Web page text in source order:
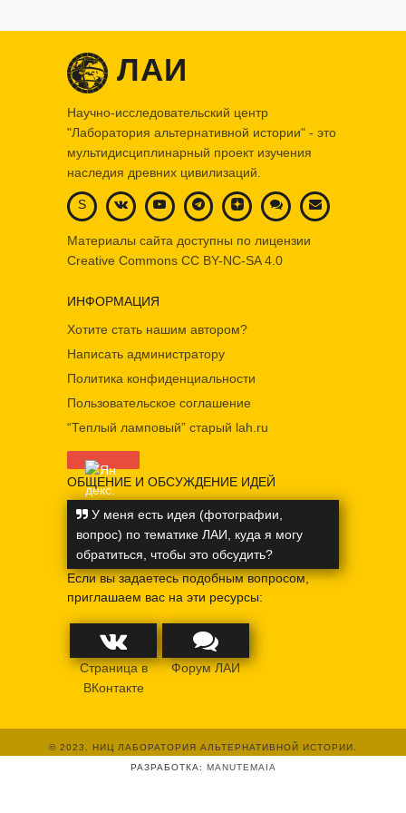
ЛАИ
Научно-исследовательский центр
"Лаборатория альтернативной истории" - это
мультидисциплинарный проект изучения
наследия древних цивилизаций.
S
Материалы сайта доступны по лицензии
Creative Commons CC BY-NC-SA 4.0
ИНФОРМАЦИЯ
Хотите стать нашим автором?
Написать администратору
Политика конфиденциальности
Пользовательское соглашение
“Теплый ламповый” старый lah.ru
ОБЩЕНИЕ И ОБСУЖДЕНИЕ ИДЕЙ
У меня есть идея (фотографии,
вопрос) по тематике ЛАИ, куда я могу
обратиться, чтобы это обсудить?
Если вы задаетесь подобным вопросом,
приглашаем вас на эти ресурсы:
Страница в
ВКонтакте
Форум ЛАИ
© 2023. НИЦ ЛАБОРАТОРИЯ АЛЬТЕРНАТИВНОЙ ИСТОРИИ.
РАЗРАБОТКА: MANUTEMAIA